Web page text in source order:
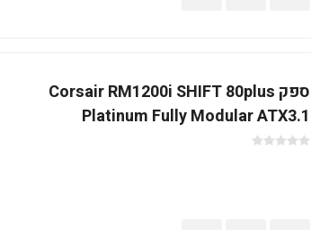
ספק Corsair RM1200i SHIFT 80plus
Platinum Fully Modular ATX3.1